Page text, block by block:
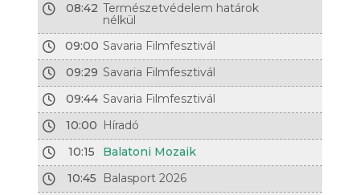
08:42 Természetvédelem határok
nélkül
09:00 Savaria Filmfesztivál
09:29 Savaria Filmfesztivál
09:44 Savaria Filmfesztivál
10:00 Híradó
10:15
Balatoni Mozaik
10:45
Balasport 2026